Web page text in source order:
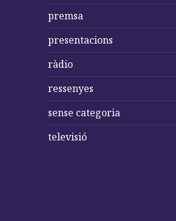
premsa
presentacions
ràdio
ressenyes
sense categoria
televisió